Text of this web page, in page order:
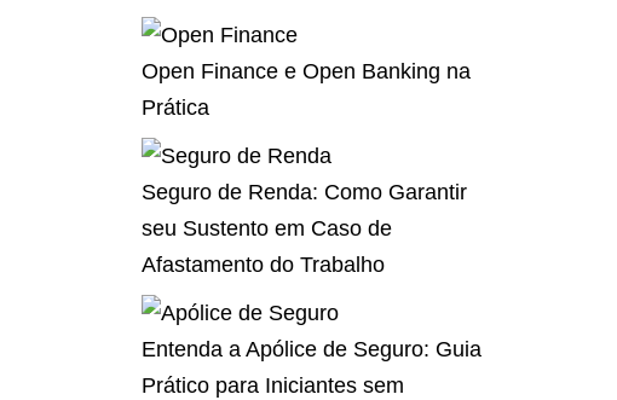
Open Finance e Open Banking na
Prática
Seguro de Renda: Como Garantir
seu Sustento em Caso de
Afastamento do Trabalho
Entenda a Apólice de Seguro: Guia
Prático para Iniciantes sem